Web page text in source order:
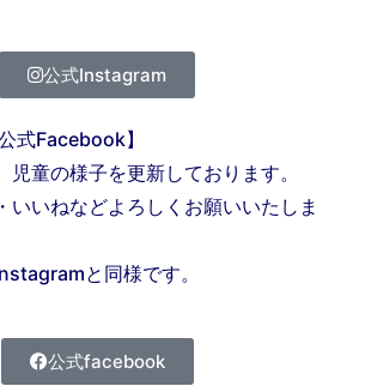
公式Instagram
式Facebook】
児童の様子を更新しております。
いいねなどよろしくお願いいたしま
と同様です。
公式facebook